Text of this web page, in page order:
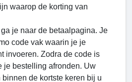
waarop de korting van
je naar de betaalpagina. Je
code vak waarin je je
invoeren. Zodra de code is
je bestelling afronden. Uw
de kortste keren bij u